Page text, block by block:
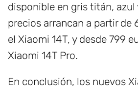
disponible en gris titán, azul
precios arrancan a partir de
el Xiaomi 14T, y desde 799
Xiaomi 14T Pro.
En conclusión, los nuevos